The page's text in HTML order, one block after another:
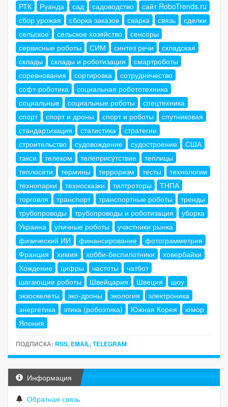
РТК
Руанда сад садоводство
сайт RoboTrends.ru
сбор урожая
сборка заказов сварка связь
сделки
сельское
сельское хозяйство
сенсоры
сервисные роботы
СИМ синтез речи
складская
склады
склады и роботизация
смартроботы
соревнования
сортировка
сотрудничество
софт-роботика
социальная робототехника
социальные
социальные роботы
спецтехника
спорт
спорт и дроны спорт и роботы
спутниковая
стандартизация
статистика
стратегии
строительство
судовождение судостроение
США
такси
телеком телеприсутствие
теплицы
теплосети
термины терроризм тесты
технологии
технопарки
техносказки тилтроторы
ТНПА
торговля
транспорт транспортные роботы
тренды
трубопроводы
трубопроводы и роботизация
уборка
Украина
уличные роботы
участники рынка
физический ИИ
финансирование
фотограмметрия
Франция
химия хобби-беспилотники
ховербайки
Хождение
цифры частоты
чатбот
шагающие роботы
Швейцария Швеция
шоу
экзоскелеты
эко-дроны экология
электроника
энергетика
этика (робоэтика) Южная Корея
юмор
Япония
ПОДПИСКА: RSS, EMAIL,TELEGRAM
Информация
Обратная связь